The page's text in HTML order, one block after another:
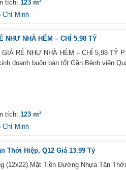
tích: 123 m²
Chí Minh
NHƯ NHÀ HẺM – CHỈ 5,98 TỶ
RẺ NHƯ NHÀ HẺM – CHỈ 5,98 TỶ
doanh buôn bán tốt Gần Bệnh viện
tích: 123 m²
Chí Minh
Thới Hiệp, Q12 Giá 13.99 Tỷ
(12x22) Mặt Tiền Đường Nhựa Tân